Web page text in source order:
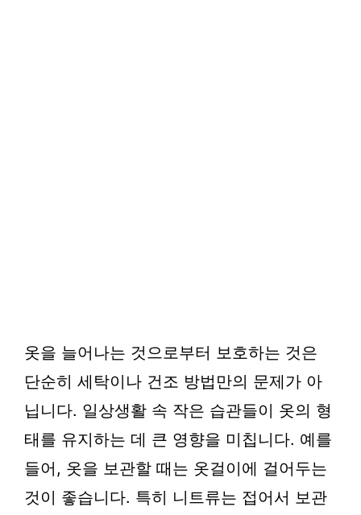
옷을 늘어나는 것으로부터 보호하는 것은
단순히 세탁이나 건조 방법만의 문제가 아
닙니다. 일상생활 속 작은 습관들이 옷의 형
태를 유지하는 데 큰 영향을 미칩니다. 예를
들어, 옷을 보관할 때는 옷걸이에 걸어두는
것이 좋습니다. 특히 니트류는 접어서 보관